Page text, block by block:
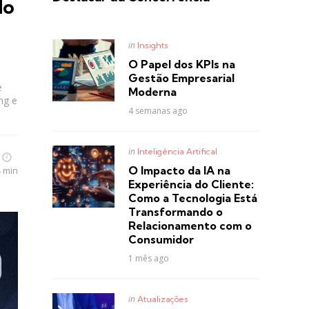
e
min
Posted
in Insights
O Papel dos KPIs na
Gestão Empresarial
Moderna
4 semanas ago
Posted
in Inteligência Artifical
O Impacto da IA na
Experiência do Cliente:
Como a Tecnologia Está
Transformando o
Relacionamento com o
Consumidor
1 mês ago
Posted
in Atualizações